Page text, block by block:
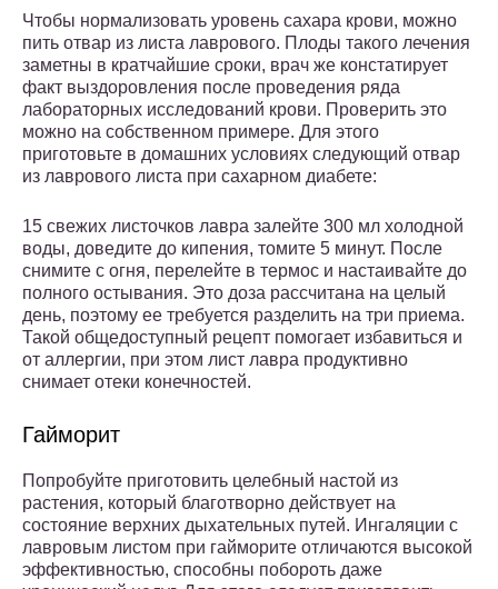
Чтобы нормализовать уровень сахара крови, можно
пить отвар из листа лаврового. Плоды такого лечения
заметны в кратчайшие сроки, врач же констатирует
факт выздоровления после проведения ряда
лабораторных исследований крови. Проверить это
можно на собственном примере. Для этого
приготовьте в домашних условиях следующий отвар
из лаврового листа при сахарном диабете:
15 свежих листочков лавра залейте 300 мл холодной
воды, доведите до кипения, томите 5 минут. После
снимите с огня, перелейте в термос и настаивайте до
полного остывания. Это доза рассчитана на целый
день, поэтому ее требуется разделить на три приема.
Такой общедоступный рецепт помогает избавиться и
от аллергии, при этом лист лавра продуктивно
снимает отеки конечностей.
Гайморит
Попробуйте приготовить целебный настой из
растения, который благотворно действует на
состояние верхних дыхательных путей. Ингаляции с
лавровым листом при гайморите отличаются высокой
эффективностью, способны побороть даже